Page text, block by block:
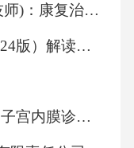
康复医学治疗技术(主管技师)：康复治疗基础必看题库知识点
中国艾滋病诊疗指南（2024版）解读课件
2021辅助生殖技术中异常子宫内膜诊疗的中国专家共识(全文)